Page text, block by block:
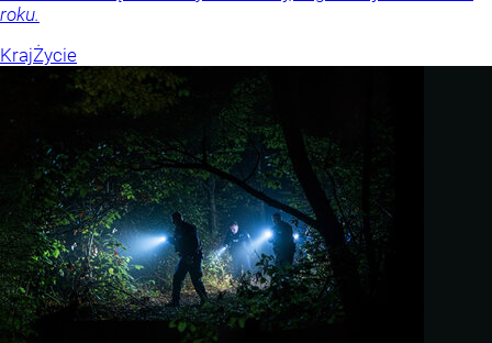
roku.
KrajŻycie